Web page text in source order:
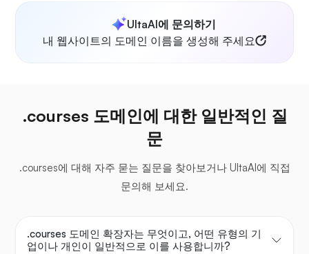
UltaAI에 문의하기
내 웹사이트의 도메인 이름을 생성해 주세요
.courses 도메인에 대한 일반적인 질
문
.courses에 대해 자주 묻는 질문을 찾아보거나 UltaAI에 직접
문의해 보세요.
.courses 도메인 확장자는 무엇이고, 어떤 유형의 기
업이나 개인이 일반적으로 이를 사용합니까?